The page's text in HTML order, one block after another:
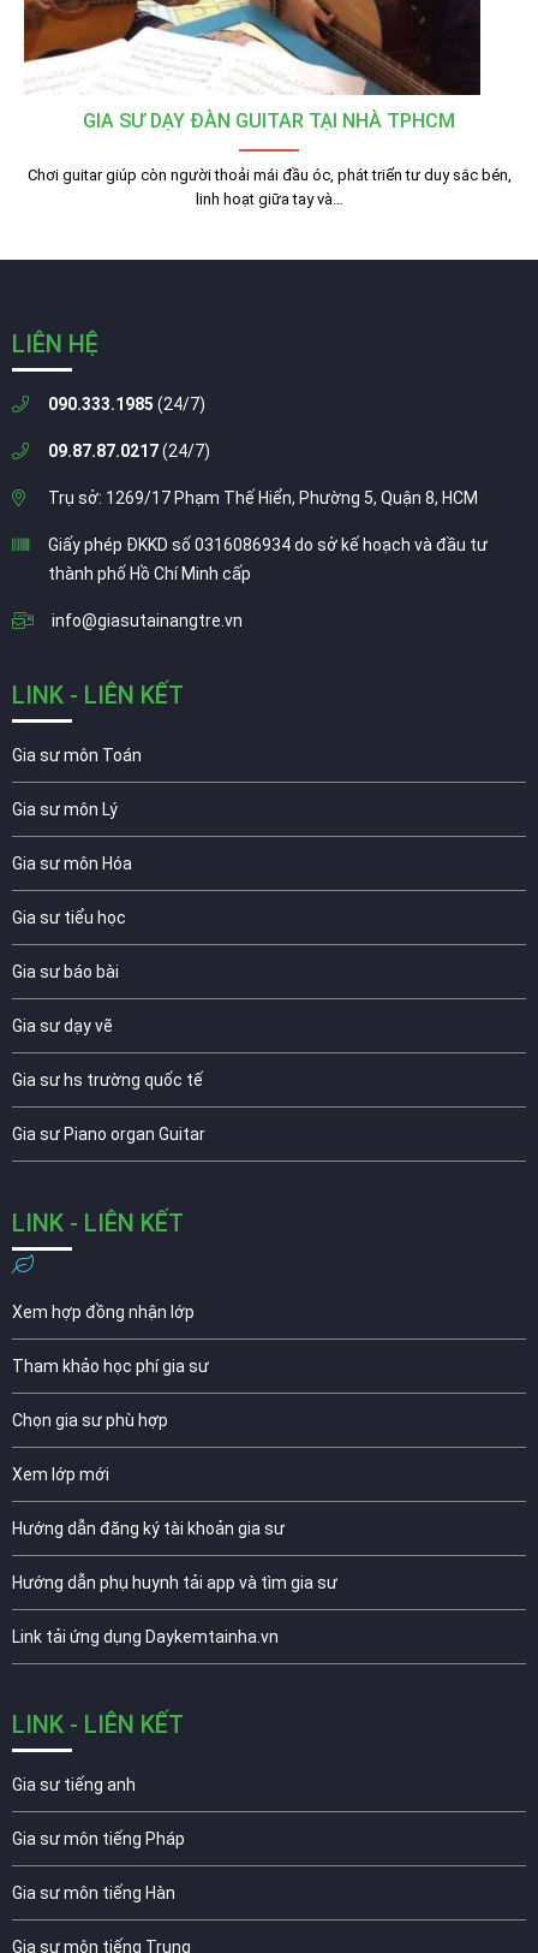
GIA SƯ DẠY ĐÀN GUITAR TẠI NHÀ TPHCM
Chơi guitar giúp còn người thoải mái đầu óc, phát triển tư duy sắc bén,
linh hoạt giữa tay và…
LIÊN HỆ
090.333.1985 (24/7)
09.87.87.0217(24/7)
Trụ sở: 1269/17 Phạm Thế Hiển, Phường 5, Quận 8, HCM
Giấy phép ĐKKD số 0316086934 do sở kế hoạch và đầu tư
thành phố Hồ Chí Minh cấp
info@giasutainangtre.vn
LINK - LIÊN KẾT
Gia sư môn Toán
Gia sư môn Lý
Gia sư môn Hóa
Gia sư tiểu học
Gia sư báo bài
Gia sư dạy vẽ
Gia sư hs trường quốc tế
Gia sư Piano organ Guitar
LINK - LIÊN KẾT
Xem hợp đồng nhận lớp
Tham khảo học phí gia sư
Chọn gia sư phù hợp
Xem lớp mới
Hướng dẫn đăng ký tài khoản gia sư
Hướng dẫn phụ huynh tải app và tìm gia sư
Link tải ứng dụng Daykemtainha.vn
LINK - LIÊN KẾT
Gia sư tiếng anh
Gia sư môn tiếng Pháp
Gia sư môn tiếng Hàn
Gia sư môn tiếng Trung